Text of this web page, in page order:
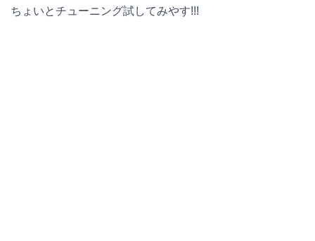
ちょいとチューニング試してみやす!!!